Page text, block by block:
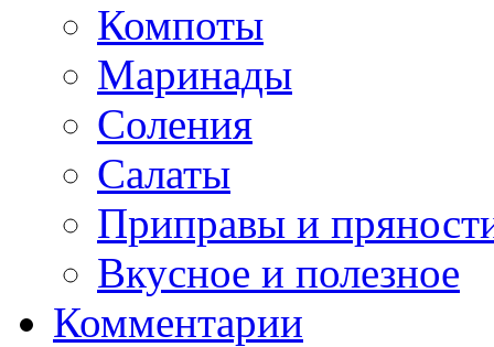
Компоты
Маринады
Соления
Салаты
Приправы и
Вкусное и полезное
Комментарии